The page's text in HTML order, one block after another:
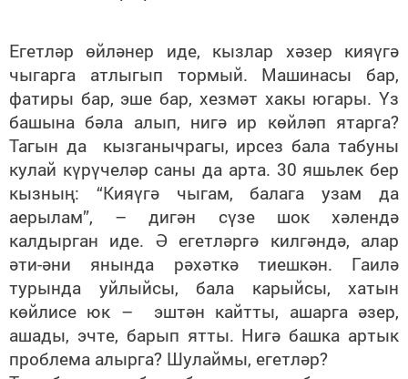
Егетләр өйләнер иде, кызлар хәзер кияүгә
чыгарга атлыгып тормый. Машинасы бар,
фатиры бар, эше бар, хезмәт хакы югары. Үз
башына бәла алып, нигә ир көйләп ятарга?
Тагын да кызганычрагы, ирсез бала табуны
кулай күрүчеләр саны да арта. 30 яшьлек бер
кызның: “Кияүгә чыгам, балага узам да
аерылам”, – дигән сүзе шок хәлендә
калдырган иде. Ә егетләргә килгәндә, алар
әти-әни янында рәхәткә тиешкән. Гаилә
турында уйлыйсы, бала карыйсы, хатын
көйлисе юк – эштән кайтты, ашарга әзер,
ашады, эчте, барып ятты. Нигә башка артык
проблема алырга? Шулаймы, егетләр?